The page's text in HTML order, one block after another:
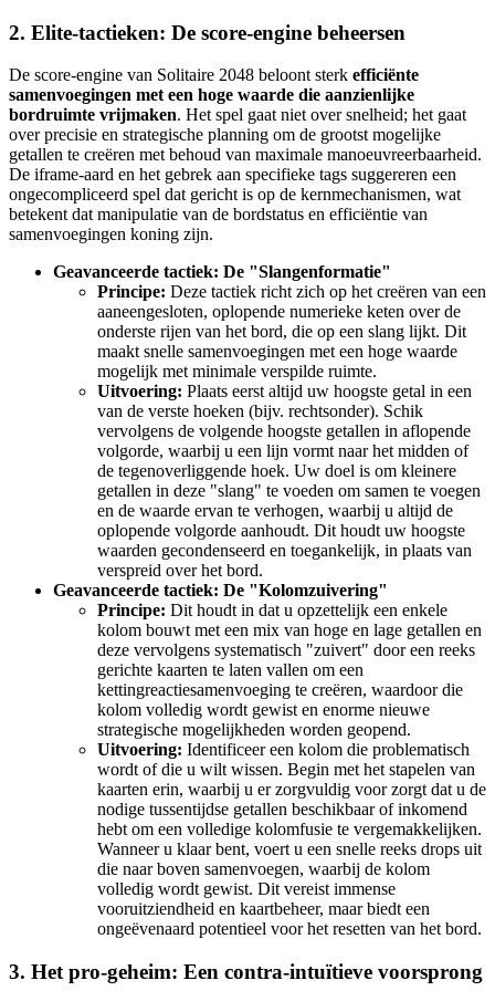
2. Elite-tactieken: De score-engine beheersen
De score-engine van Solitaire 2048 beloont sterk efficiënte
samenvoegingen met een hoge waarde die aanzienlijke
bordruimte vrijmaken. Het spel gaat niet over snelheid; het gaat
over precisie en strategische planning om de grootst mogelijke
getallen te creëren met behoud van maximale manoeuvreerbaarheid.
De iframe-aard en het gebrek aan specifieke tags suggereren een
ongecompliceerd spel dat gericht is op de kernmechanismen, wat
betekent dat manipulatie van de bordstatus en efficiëntie van
samenvoegingen koning zijn.
Geavanceerde tactiek: De "Slangenformatie"
Principe: Deze tactiek richt zich op het creëren van een
aaneengesloten, oplopende numerieke keten over de
onderste rijen van het bord, die op een slang lijkt. Dit
maakt snelle samenvoegingen met een hoge waarde
mogelijk met minimale verspilde ruimte.
Uitvoering: Plaats eerst altijd uw hoogste getal in een
van de verste hoeken (bijv. rechtsonder). Schik
vervolgens de volgende hoogste getallen in aflopende
volgorde, waarbij u een lijn vormt naar het midden of
de tegenoverliggende hoek. Uw doel is om kleinere
getallen in deze "slang" te voeden om samen te voegen
en de waarde ervan te verhogen, waarbij u altijd de
oplopende volgorde aanhoudt. Dit houdt uw hoogste
waarden gecondenseerd en toegankelijk, in plaats van
verspreid over het bord.
Geavanceerde tactiek: De "Kolomzuivering"
Principe: Dit houdt in dat u opzettelijk een enkele
kolom bouwt met een mix van hoge en lage getallen en
deze vervolgens systematisch "zuivert" door een reeks
gerichte kaarten te laten vallen om een
kettingreactiesamenvoeging te creëren, waardoor die
kolom volledig wordt gewist en enorme nieuwe
strategische mogelijkheden worden geopend.
Uitvoering: Identificeer een kolom die problematisch
wordt of die u wilt wissen. Begin met het stapelen van
kaarten erin, waarbij u er zorgvuldig voor zorgt dat u de
nodige tussentijdse getallen beschikbaar of inkomend
hebt om een volledige kolomfusie te vergemakkelijken.
Wanneer u klaar bent, voert u een snelle reeks drops uit
die naar boven samenvoegen, waarbij de kolom
volledig wordt gewist. Dit vereist immense
vooruitziendheid en kaartbeheer, maar biedt een
ongeëvenaard potentieel voor het resetten van het bord.
3. Het pro-geheim: Een contra-intuïtieve voorsprong